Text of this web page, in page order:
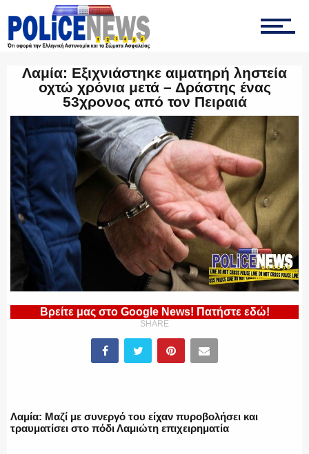
ΟΠΚΕ
ΟΜΑΔΑ “Ζ”
ΕΚΑΜ
ΥΑΤ/ΥΜΕΤ
ΕΛΛΗΝΙΚΗ ΑΣΤΥΝΟΜΙΑ
ΛΙΜΕΝΙΚΟ
Λαμία: Εξιχνιάστηκε αιματηρή ληστεία
οχτώ χρόνια μετά – Δράστης ένας
53χρονος από τον Πειραιά
Βρείτε μας στο Google News! Πατήστε εδώ!
SHARE
Λαμία: Μαζί με συνεργό του είχαν πυροβολήσει και
τραυματίσει στο πόδι Λαμιώτη επιχειρηματία